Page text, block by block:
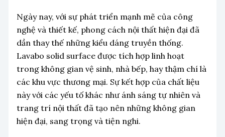
Ngày nay, với sự phát triển mạnh mẽ của công
nghệ và thiết kế, phong cách nội thất hiện đại đã
dần thay thế những kiểu dáng truyền thống.
Lavabo solid surface được tích hợp linh hoạt
trong không gian vệ sinh, nhà bếp, hay thậm chí là
các khu vực thương mại. Sự kết hợp của chất liệu
này với các yếu tố khác như ánh sáng tự nhiên và
trang trí nội thất đã tạo nên những không gian
hiện đại, sang trọng và tiện nghi.